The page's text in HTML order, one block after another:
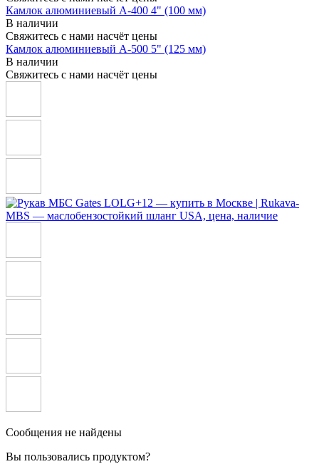
Камлок алюминиевый A-400 4" (100 мм)
В наличии
Свяжитесь с нами насчёт цены
Камлок алюминиевый A-500 5" (125 мм)
В наличии
Свяжитесь с нами насчёт цены
Сообщения не найдены
Вы пользовались продуктом?